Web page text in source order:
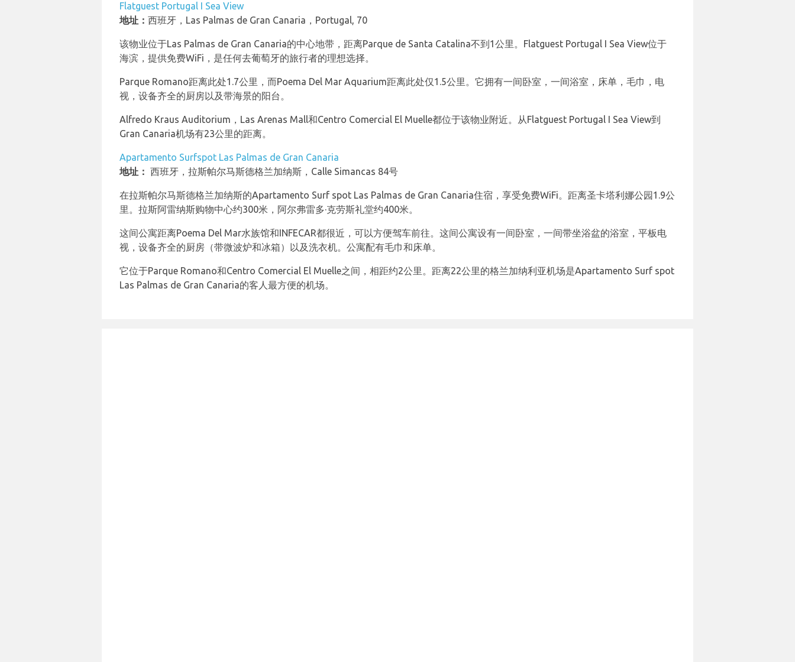
Flatguest Portugal I Sea View
地址： 西班牙，Las Palmas de Gran Canaria，Portugal, 70
该物业位于Las Palmas de Gran Canaria的中心地带，距离Parque de Santa Catalina不到1公里。Flatguest Portugal I Sea View位于
海滨，提供免费WiFi，是任何去葡萄牙的旅行者的理想选择。
Parque Romano距离此处1.7公里，而Poema Del Mar Aquarium距离此处仅1.5公里。它拥有一间卧室，一间浴室，床单，毛巾，电
视，设备齐全的厨房以及带海景的阳台。
Alfredo Kraus Auditorium，Las Arenas Mall和Centro Comercial El Muelle都位于该物业附近。从Flatguest Portugal I Sea View到
Gran Canaria机场有23公里的距离。
Apartamento Surfspot Las Palmas de Gran Canaria
地址： 西班牙，拉斯帕尔马斯德格兰加纳斯，Calle Simancas 84号
在拉斯帕尔马斯德格兰加纳斯的Apartamento Surf spot Las Palmas de Gran Canaria住宿，享受免费WiFi。距离圣卡塔利娜公园1.9公
里。拉斯阿雷纳斯购物中心约300米，阿尔弗雷多·克劳斯礼堂约400米。
这间公寓距离Poema Del Mar水族馆和INFECAR都很近，可以方便驾车前往。这间公寓设有一间卧室，一间带坐浴盆的浴室，平板电
视，设备齐全的厨房（带微波炉和冰箱）以及洗衣机。公寓配有毛巾和床单。
它位于Parque Romano和Centro Comercial El Muelle之间，相距约2公里。距离22公里的格兰加纳利亚机场是Apartamento Surf spot
Las Palmas de Gran Canaria的客人最方便的机场。